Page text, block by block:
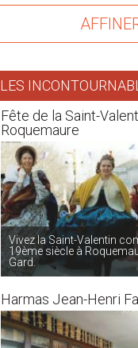
LES
Fête de la Saint-
Roquemaure
Vivez la Saint-Valentin
19ème siècle à
Gard.
Harmas Jean-Henri